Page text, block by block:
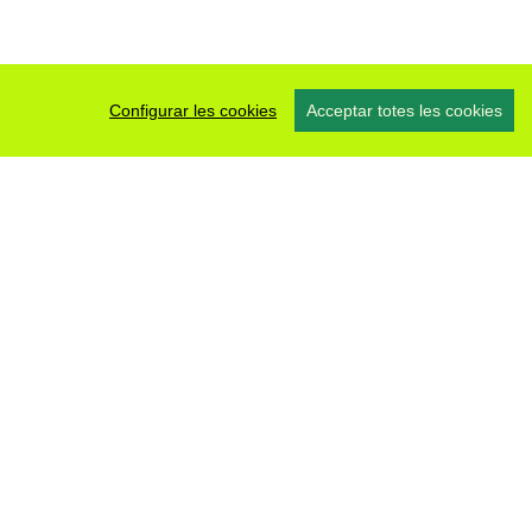
Configurar les cookies Acceptar totes les cookies